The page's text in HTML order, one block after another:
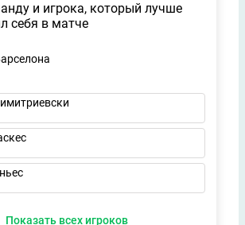
и игрока, который лучше
себя в матче
Показать всех игроков